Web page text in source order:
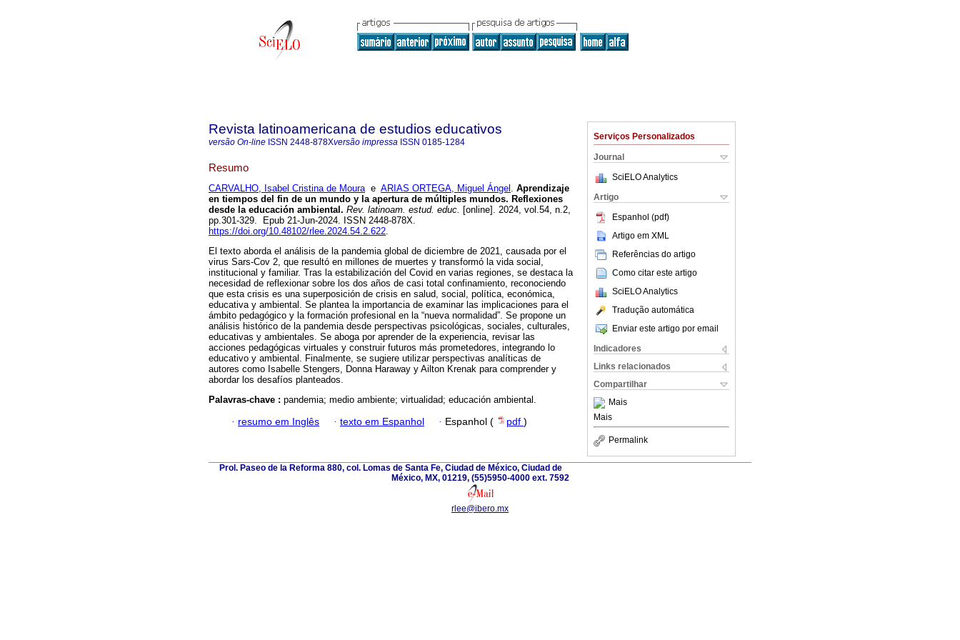
Serviços Personalizados
Journal
SciELO Analytics
Artigo
Espanhol (pdf)
Artigo em XML
Referências do artigo
Como citar este artigo
SciELO Analytics
Tradução automática
Enviar este artigo por email
Indicadores
Links relacionados
Compartilhar
Mais
Mais
Permalink
Revista latinoamericana de estudios educativos
versão On-line ISSN 2448-878Xversão impressa ISSN 0185-1284
Resumo
CARVALHO, Isabel Cristina de Mourae ARIAS ORTEGA, Miguel Ángel . Aprendizaje
en tiempos del fin de un mundo y la apertura de múltiples mundos. Reflexiones
desde la educación ambiental. Rev. latinoam. estud. educ. [online]. 2024, vol.54, n.2,
pp.301-329. Epub 21-Jun-2024. ISSN 2448-878X.
https://doi.org/10.48102/rlee.2024.54.2.622.
El texto aborda el análisis de la pandemia global de diciembre de 2021, causada por el
virus Sars-Cov 2, que resultó en millones de muertes y transformó la vida social,
institucional y familiar. Tras la estabilización del Covid en varias regiones, se destaca la
necesidad de reflexionar sobre los dos años de casi total confinamiento, reconociendo
que esta crisis es una superposición de crisis en salud, social, política, económica,
educativa y ambiental. Se plantea la importancia de examinar las implicaciones para el
ámbito pedagógico y la formación profesional en la “nueva normalidad”. Se propone un
análisis histórico de la pandemia desde perspectivas psicológicas, sociales, culturales,
educativas y ambientales. Se aboga por aprender de la experiencia, revisar las
acciones pedagógicas virtuales y construir futuros más prometedores, integrando lo
educativo y ambiental. Finalmente, se sugiere utilizar perspectivas analíticas de
autores como Isabelle Stengers, Donna Haraway y Ailton Krenak para comprender y
abordar los desafíos planteados.
Palavras-chave : pandemia; medio ambiente; virtualidad; educación ambiental.
· resumo em Inglês · texto em Espanhol · Espanhol ( pdf )
Prol. Paseo de la Reforma 880, col. Lomas de Santa Fe, Ciudad de México, Ciudad de
México, MX, 01219, (55)5950-4000 ext. 7592
rlee@ibero.mx